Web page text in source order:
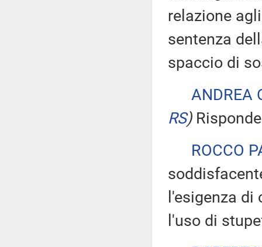
relazione
sentenza
spaccio di
ANDREA
RS)
ROCCO
l'esigenza
l'uso di